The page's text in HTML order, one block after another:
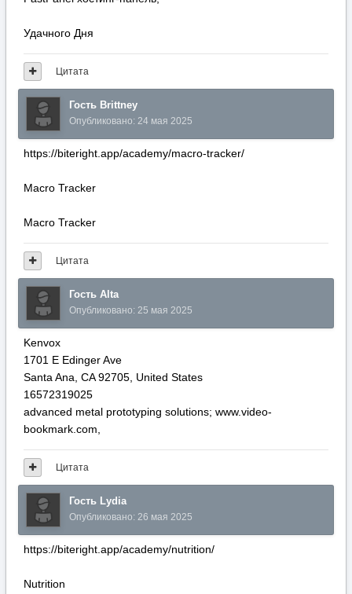
Удачного Дня
Цитата
Гость Brittney
Опубликовано: 24 мая 2025
https://biteright.app/academy/macro-tracker/
Macro Tracker
Macro Tracker
Цитата
Гость Alta
Опубликовано: 25 мая 2025
Kenvox
1701 E Edinger Ave
Santa Ana, CA 92705, United States
16572319025
advanced metal prototyping solutions; www.video-
bookmark.com,
Цитата
Гость Lydia
Опубликовано: 26 мая 2025
https://biteright.app/academy/nutrition/
Nutrition